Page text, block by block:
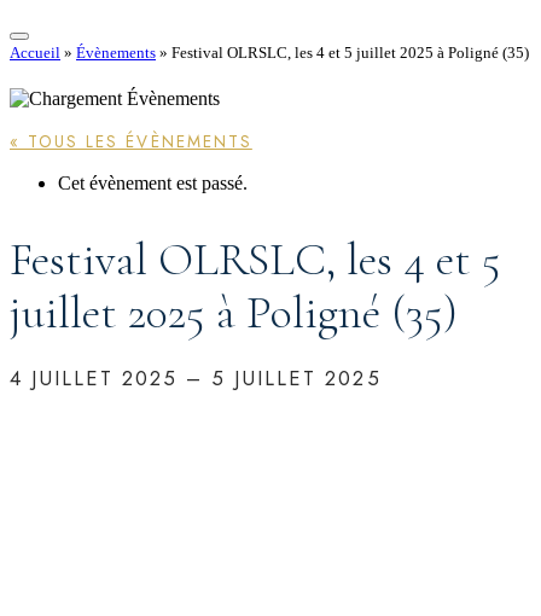
Accueil » Évènements » Festival OLRSLC, les 4 et 5 juillet 2025 à Poligné (35)
« TOUS LES ÉVÈNEMENTS
Cet évènement est passé.
Festival OLRSLC, les 4 et 5
juillet 2025 à Poligné (35)
4 JUILLET 2025 – 5 JUILLET 2025